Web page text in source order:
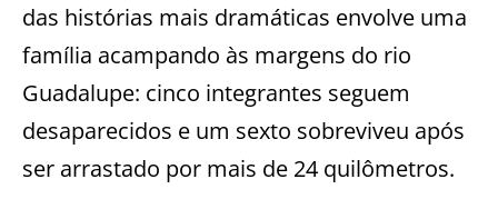
das histórias mais dramáticas envolve uma
família acampando às margens do rio
Guadalupe: cinco integrantes seguem
desaparecidos e um sexto sobreviveu após
ser arrastado por mais de 24 quilômetros.